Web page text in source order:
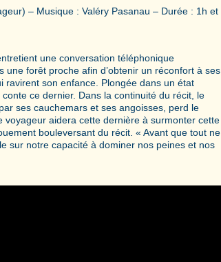
– Musique : Valéry Pasanau – Durée : 1h et
une conversation téléphonique
forêt proche afin d’obtenir un réconfort à ses
son enfance. Plongée dans un état
ce dernier. Dans la continuité du récit, le
ses cauchemars et ses angoisses, perd le
aidera cette dernière à surmonter cette
bouleversant du récit. « Avant que tout ne
sur notre capacité à dominer nos peines et nos